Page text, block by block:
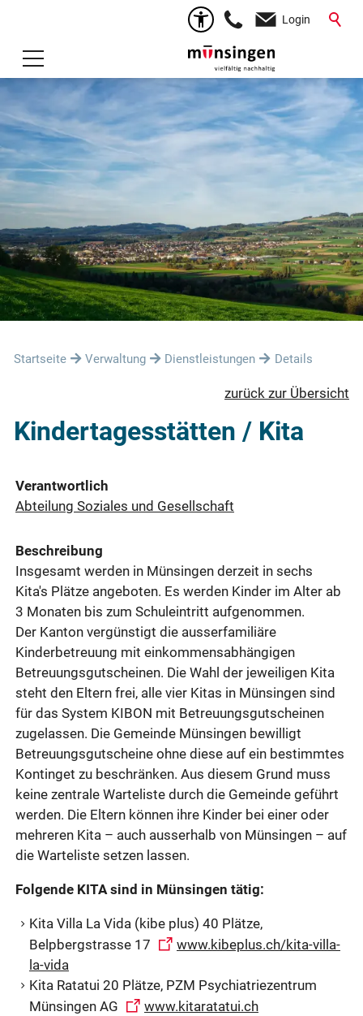
Login
Startseite Verwaltung Dienstleistungen Details
zurück zur Übersicht
Kindertagesstätten / Kita
Verantwortlich
Abteilung Soziales und Gesellschaft
Beschreibung
Insgesamt werden in Münsingen derzeit in sechs
Kita's Plätze angeboten. Es werden Kinder im Alter ab
3 Monaten bis zum Schuleintritt aufgenommen.
Der Kanton vergünstigt die ausserfamiliäre
Kinderbetreuung mit einkommensabhängigen
Betreuungsgutscheinen. Die Wahl der jeweiligen Kita
steht den Eltern frei, alle vier Kitas in Münsingen sind
für das System KIBON mit Betreuungsgutscheinen
zugelassen. Die Gemeinde Münsingen bewilligt
Betreuungsgutscheine ohne diese auf ein bestimmtes
Kontinget zu beschränken. Aus diesem Grund muss
keine zentrale Warteliste durch die Gemeinde geführt
werden. Die Eltern können ihre Kinder bei einer oder
mehreren Kita – auch ausserhalb von Münsingen – auf
die Warteliste setzen lassen.
Folgende KITA sind in Münsingen tätig:
Kita Villa La Vida (kibe plus) 40 Plätze,
Belpbergstrasse 17
www.kibeplus.ch/kita-villa-
la-vida
Kita Ratatui 20 Plätze, PZM Psychiatriezentrum
Münsingen AG
www.kitaratatui.ch